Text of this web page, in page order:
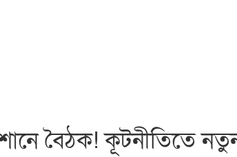
বৈঠক! কূটনীতিতে